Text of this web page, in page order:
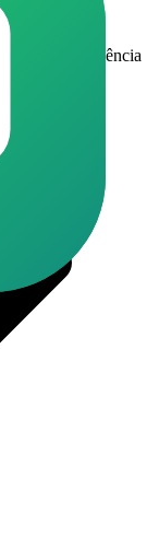
Independência